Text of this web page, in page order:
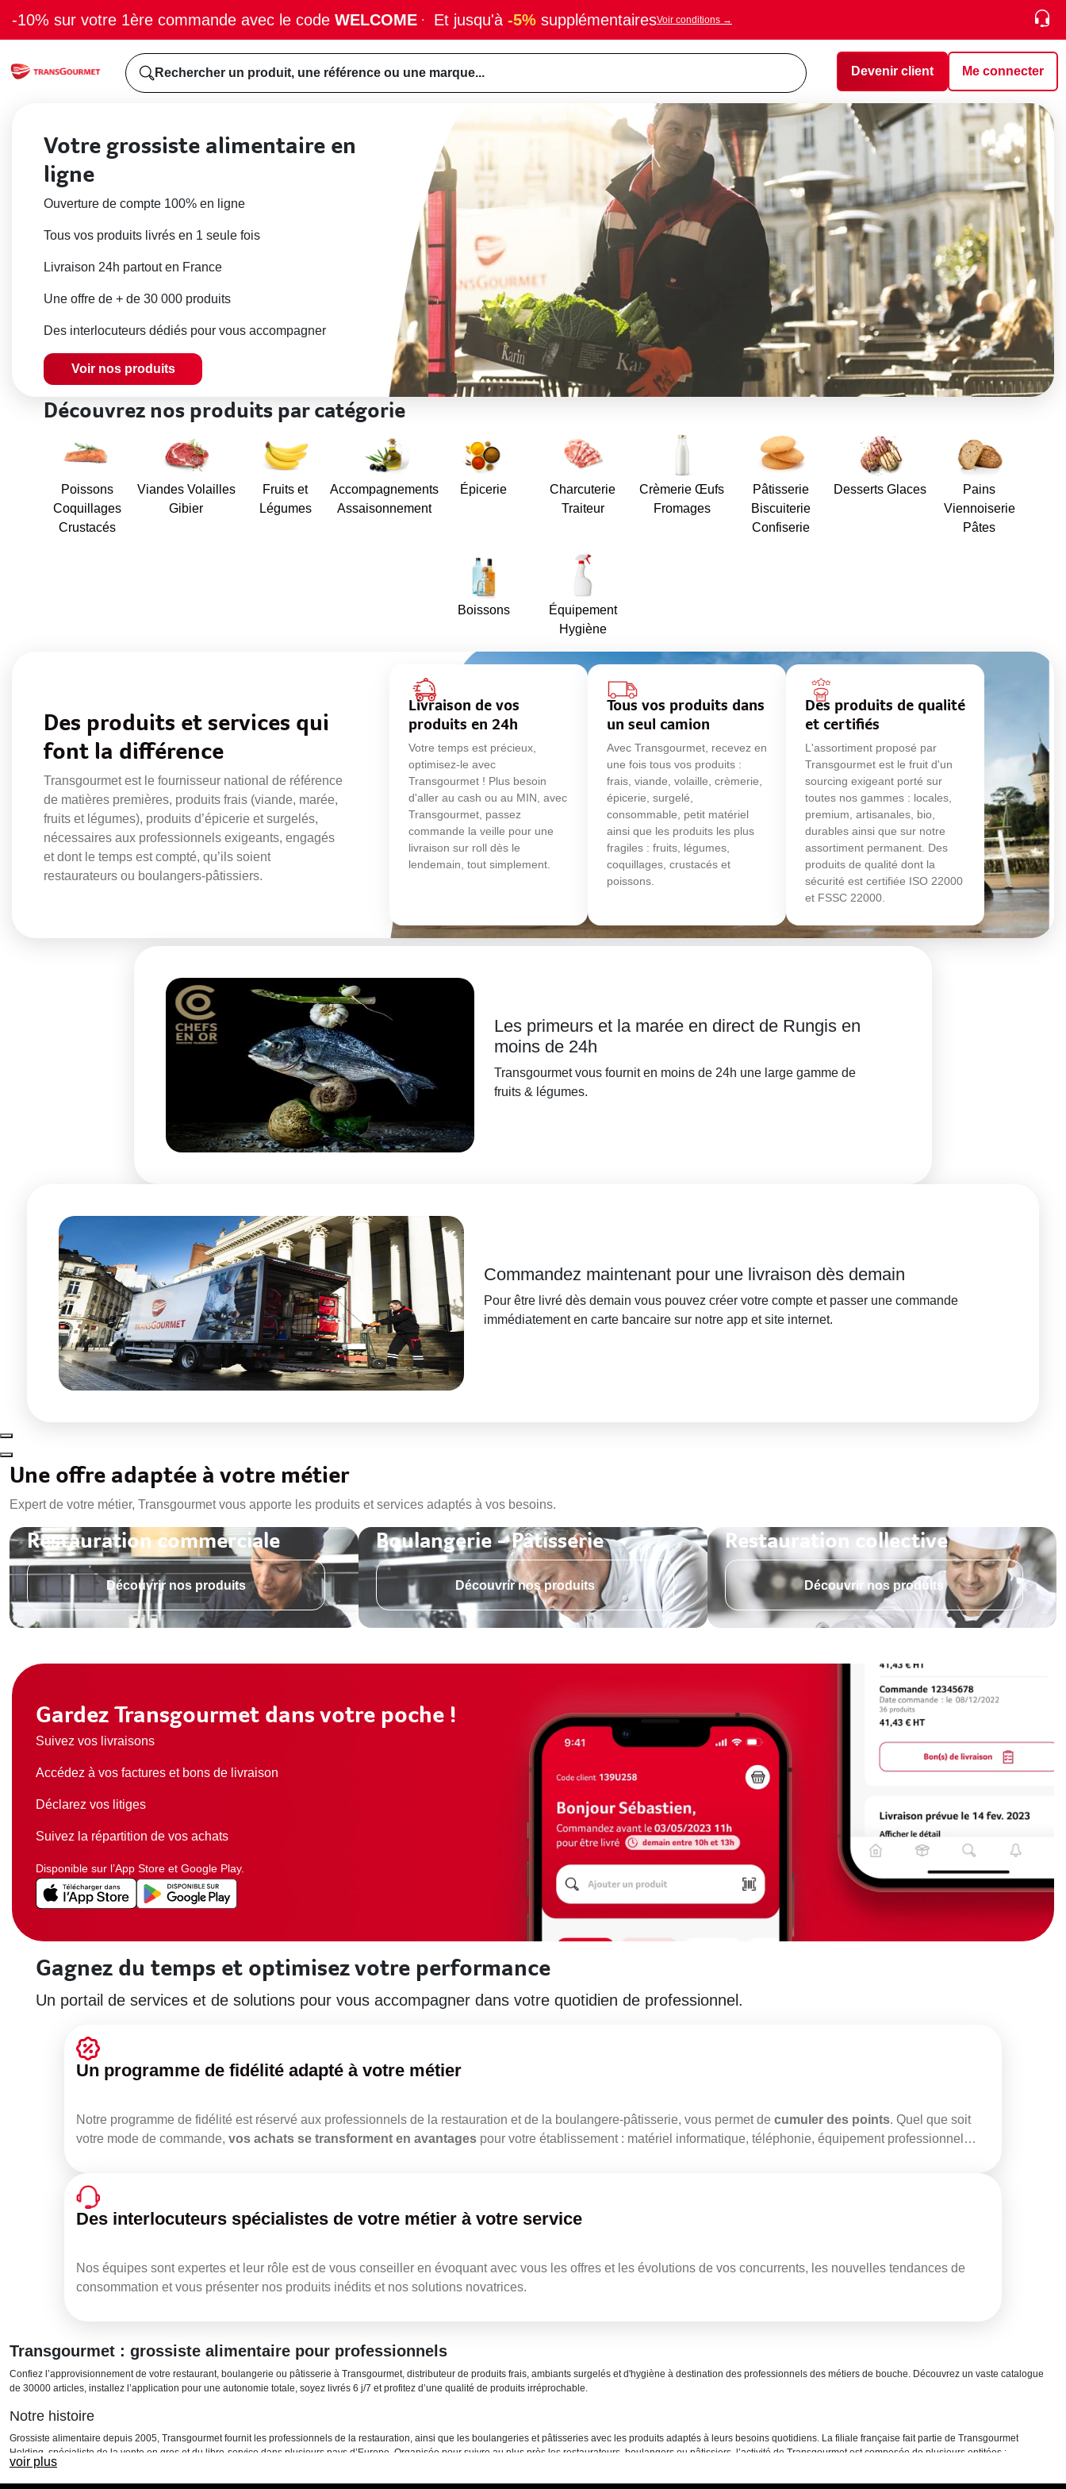
-10% sur votre 1ère commande avec le code WELCOME · Et jusqu'à -5% supplémentairesVoir conditions →
Rechercher un produit, une référence ou une marque... Devenir client Me connecter
Votre grossiste alimentaire en
ligne
Ouverture de compte 100% en ligne
Tous vos produits livrés en 1 seule fois
Livraison 24h partout en France
Une offre de + de 30 000 produits
Des interlocuteurs dédiés pour vous accompagner
Voir nos produits
Découvrez nos produits par catégorie
Poissons
Coquillages
Crustacés
Viandes Volailles
Gibier
Fruits et
Légumes
Accompagnements
Assaisonnement
Épicerie
Charcuterie
Traiteur
Crèmerie Œufs
Fromages
Pâtisserie
Biscuiterie
Confiserie
Desserts Glaces
Pains
Viennoiserie
Pâtes
Boissons
Équipement
Hygiène
Des produits et services qui
font la différence
Transgourmet est le fournisseur national de référence
de matières premières, produits frais (viande, marée,
fruits et légumes), produits d’épicerie et surgelés,
nécessaires aux professionnels exigeants, engagés
et dont le temps est compté, qu’ils soient
restaurateurs ou boulangers-pâtissiers.
Livraison de vos
produits en 24h
Votre temps est précieux,
optimisez-le avec
Transgourmet ! Plus besoin
d'aller au cash ou au MIN, avec
Transgourmet, passez
commande la veille pour une
livraison sur roll dès le
lendemain, tout simplement.
Tous vos produits dans
un seul camion
Avec Transgourmet, recevez en
une fois tous vos produits :
frais, viande, volaille, crèmerie,
épicerie, surgelé,
consommable, petit matériel
ainsi que les produits les plus
fragiles : fruits, légumes,
coquillages, crustacés et
poissons.
Des produits de qualité
et certifiés
L'assortiment proposé par
Transgourmet est le fruit d'un
sourcing exigeant porté sur
toutes nos gammes : locales,
premium, artisanales, bio,
durables ainsi que sur notre
assortiment permanent. Des
produits de qualité dont la
sécurité est certifiée ISO 22000
et FSSC 22000.
Les primeurs et la marée en direct de Rungis en
moins de 24h
Transgourmet vous fournit en moins de 24h une large gamme de
fruits & légumes.
Commandez maintenant pour une livraison dès demain
Pour être livré dès demain vous pouvez créer votre compte et passer une commande
immédiatement en carte bancaire sur notre app et site internet.
Une offre adaptée à votre métier
Expert de votre métier, Transgourmet vous apporte les produits et services adaptés à vos besoins.
Restauration commerciale
Découvrir nos produits
Boulangerie - Pâtisserie
Découvrir nos produits
Restauration collective
Découvrir nos produits
Gardez Transgourmet dans votre poche !
Suivez vos livraisons
Accédez à vos factures et bons de livraison
Déclarez vos litiges
Suivez la répartition de vos achats
Disponible sur l’App Store et Google Play.
Gagnez du temps et optimisez votre performance
Un portail de services et de solutions pour vous accompagner dans votre quotidien de professionnel.
Un programme de fidélité adapté à votre métier
Notre programme de fidélité est réservé aux professionnels de la restauration et de la boulangere-pâtisserie, vous permet de cumuler des points. Quel que soit
votre mode de commande, vos achats se transforment en avantagespour votre établissement : matériel informatique, téléphonie, équipement professionnel…
Des interlocuteurs spécialistes de votre métier à votre service
Nos équipes sont expertes et leur rôle est de vous conseiller en évoquant avec vous les offres et les évolutions de vos concurrents, les nouvelles tendances de
consommation et vous présenter nos produits inédits et nos solutions novatrices.
Transgourmet : grossiste alimentaire pour professionnels
Confiez l’approvisionnement de votre restaurant, boulangerie ou pâtisserie à Transgourmet, distributeur de produits frais, ambiants surgelés et d'hygiène à destination des professionnels des métiers de bouche. Découvrez un vaste catalogue
de 30000 articles, installez l’application pour une autonomie totale, soyez livrés 6 j/7 et profitez d’une qualité de produits irréprochable.
Notre histoire
Grossiste alimentaire depuis 2005, Transgourmet fournit les professionnels de la restauration, ainsi que les boulangeries et pâtisseries avec les produits adaptés à leurs besoins quotidiens. La filiale française fait partie de Transgourmet
Holding, spécialiste de la vente en gros et du libre-service dans plusieurs pays d’Europe. Organisée pour suivre au plus près les restaurateurs, boulangers ou pâtissiers, l’activité de Transgourmet est composée de plusieurs entitées :
Transgourmet Fruits & Légumes, Transgourmet Seafood, Transgourmet Cash&Carry, Transgourmet Export et Transgourmet Solutions. Le groupe européen emploie 3300 collaborateurs répartis en 6 corps de métiers avec leurs équipes dédiées
: logistique, transport, commerce, achats et approvisionnements, les métiers spécifiques et les fonctions supports. Cette organisation permet à l’entreprise de s’étendre tout en se concentrant sur la qualité de ses produits et services. Car
voir plus